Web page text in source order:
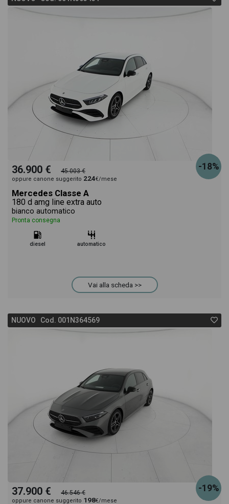
-18%
36.900 € 45.003 €
oppure canone suggerito 224€/mese
Mercedes Classe A
180 d amg line extra auto
bianco automatico
Pronta consegna
diesel automatico
Vai alla scheda >>
NUOVO Cod. 001N364569
-19%
37.900 € 46.546 €
oppure canone suggerito 198€/mese